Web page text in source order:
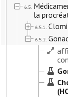
6.5.
la
6.5.1.
6.5.2.